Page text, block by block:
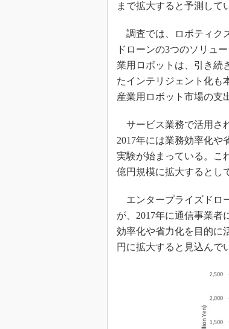
まで拡大すると予測して
調査では、ロボティク
ドローンの3つのソリュ
業用ロボットは、引き続
たインテリジェント化も
産業用ロボット市場の支
サービス業務で活用さ
2017年には業務効率化や
実験が始まっている。こ
億円規模に拡大するとし
エンタープライズドロ
が、2017年に通信事業者
効率化や省力化を目的に
円に拡大すると見込んで